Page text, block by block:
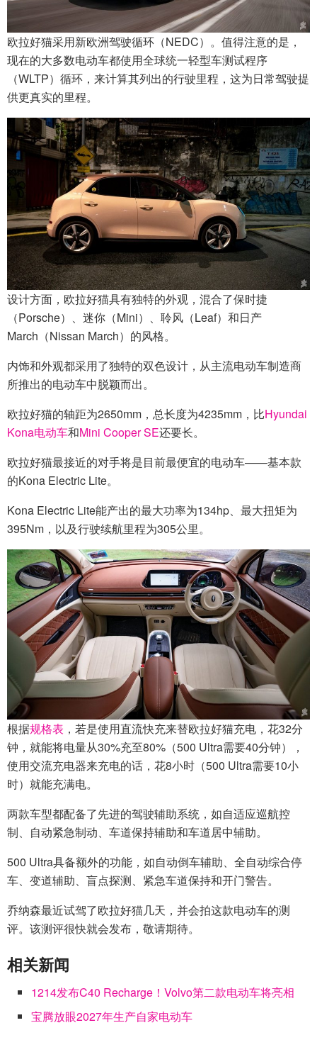
欧拉好猫采用新欧洲驾驶循环（NEDC）。值得注意的是，
现在的大多数电动车都使用全球统一轻型车测试程序
（WLTP）循环，来计算其列出的行驶里程，这为日常驾驶提
供更真实的里程。
设计方面，欧拉好猫具有独特的外观，混合了保时捷
（Porsche）、迷你（Mini）、聆风（Leaf）和日产
March（Nissan March）的风格。
内饰和外观都采用了独特的双色设计，从主流电动车制造商
所推出的电动车中脱颖而出。
欧拉好猫的轴距为2650mm，总长度为4235mm，比Hyundai
Kona电动车和Mini Cooper SE还要长。
欧拉好猫最接近的对手将是目前最便宜的电动车——基本款
的Kona Electric Lite。
Kona Electric Lite能产出的最大功率为134hp、最大扭矩为
395Nm，以及行驶续航里程为305公里。
根据规格表 ，若是使用直流快充来替欧拉好猫充电，花32分
钟，就能将电量从30%充至80%（500 Ultra需要40分钟），
使用交流充电器来充电的话，花8小时（500 Ultra需要10小
时）就能充满电。
两款车型都配备了先进的驾驶辅助系统，如自适应巡航控
制、自动紧急制动、车道保持辅助和车道居中辅助。
500 Ultra具备额外的功能，如自动倒车辅助、全自动综合停
车、变道辅助、盲点探测、紧急车道保持和开门警告。
乔纳森最近试驾了欧拉好猫几天，并会拍这款电动车的测
评。该测评很快就会发布，敬请期待。
相关新闻
1214发布C40 Recharge！Volvo第二款电动车将亮相
宝腾放眼2027年生产自家电动车